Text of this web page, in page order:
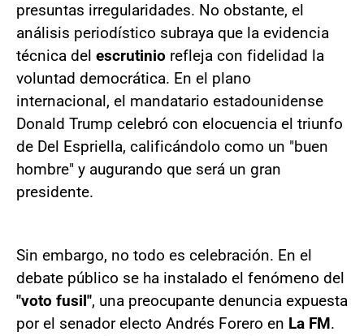
presuntas irregularidades. No obstante, el
análisis periodístico subraya que la evidencia
técnica del escrutinio refleja con fidelidad la
voluntad democrática. En el plano
internacional, el mandatario estadounidense
Donald Trump celebró con elocuencia el triunfo
de Del Espriella, calificándolo como un "buen
hombre" y augurando que será un gran
presidente.
Sin embargo, no todo es celebración. En el
debate público se ha instalado el fenómeno del
"voto fusil", una preocupante denuncia expuesta
por el senador electo Andrés Forero en La FM.